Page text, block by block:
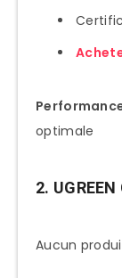
optimale
2.
Aucun